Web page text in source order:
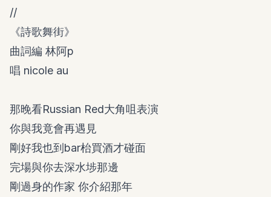
//
《詩歌舞街》
曲詞編 林阿p
唱 nicole au
那晚看Russian Red大角咀表演
你與我竟會再遇見
剛好我也到bar枱買酒才碰面
完場與你去深水埗那邊
剛過身的作家 你介紹那年